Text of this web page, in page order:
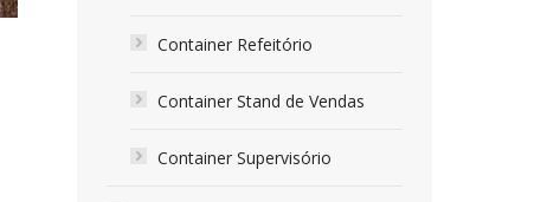
Container Refeitório
Container Stand de Vendas
Container Supervisório